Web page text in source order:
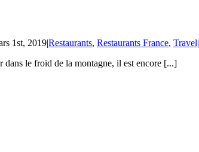
1st, 2019|Restaurants, Restaurants France, Travel|
le froid de la montagne, il est encore [...]